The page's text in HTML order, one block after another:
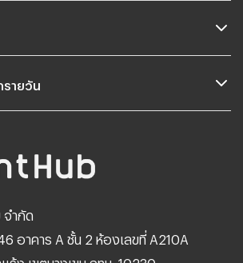
ายวัน
จำกัด
อาคาร A ชั้น 2 ห้องเลขที่ A210A